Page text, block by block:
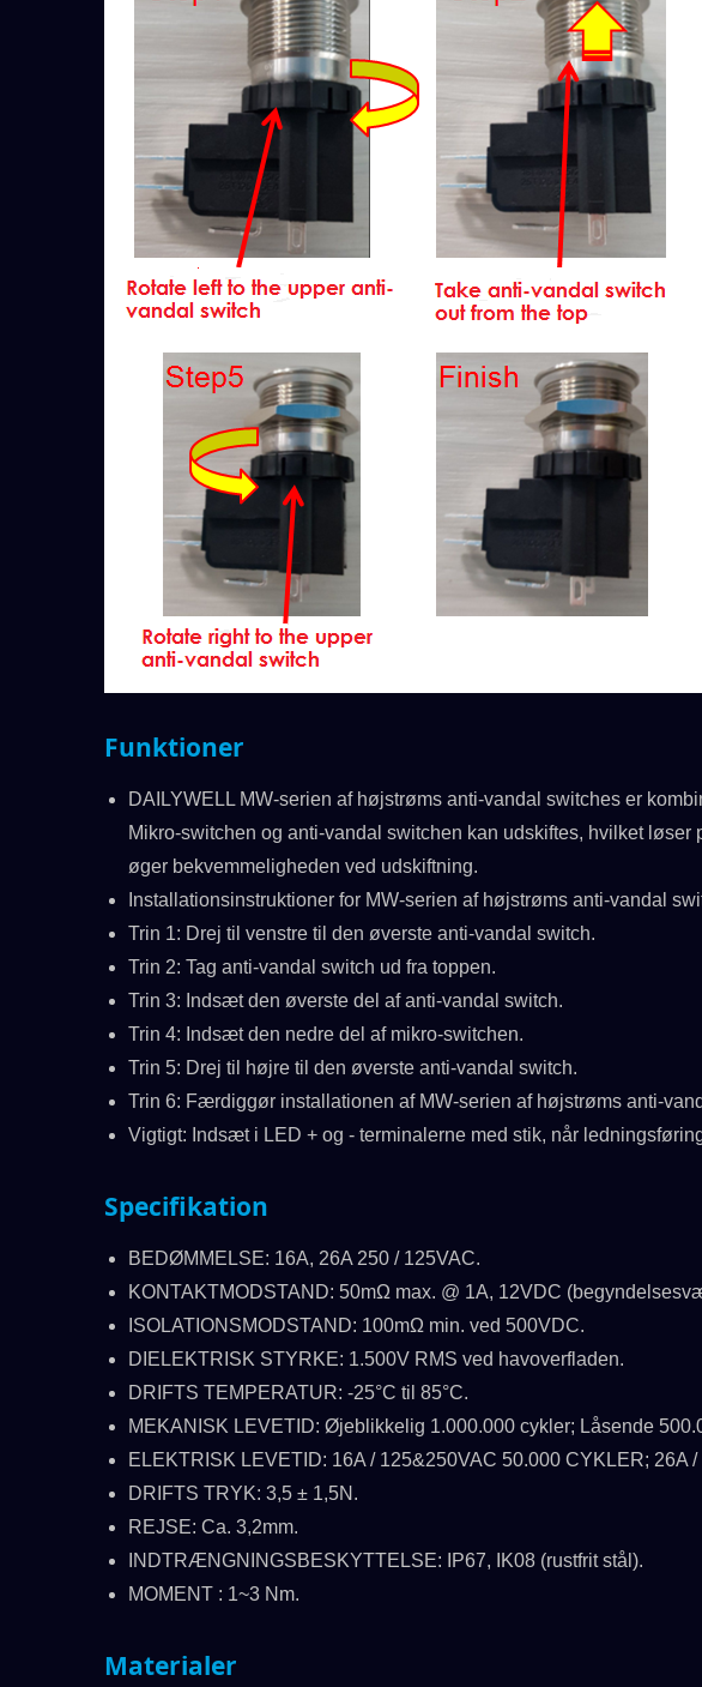
Funktioner
DAILYWELL MW-serien af højstrøms anti-vandal switches er
Mikro-switchen og anti-vandal switchen kan udskiftes, hvilket
øger bekvemmeligheden ved udskiftning.
Installationsinstruktioner for MW-serien af højstrøms anti-vandal
Trin 1: Drej til venstre til den øverste anti-vandal switch.
Trin 2: Tag anti-vandal switch ud fra toppen.
Trin 3: Indsæt den øverste del af anti-vandal switch.
Trin 4: Indsæt den nedre del af mikro-switchen.
Trin 5: Drej til højre til den øverste anti-vandal switch.
Trin 6: Færdiggør installationen af MW-serien af højstrøms anti-
Vigtigt: Indsæt i LED + og - terminalerne med stik, når
Specifikation
BEDØMMELSE: 16A, 26A 250 / 125VAC.
KONTAKTMODSTAND: 50mΩ max. @ 1A, 12VDC
ISOLATIONSMODSTAND: 100mΩ min. ved 500VDC.
DIELEKTRISK STYRKE: 1.500V RMS ved havoverfladen.
DRIFTS TEMPERATUR: -25°C til 85°C.
MEKANISK LEVETID: Øjeblikkelig 1.000.000 cykler; Låsende
ELEKTRISK LEVETID: 16A / 125&250VAC 50.000 CYKLER; 26A
DRIFTS TRYK: 3,5 ± 1,5N.
REJSE: Ca. 3,2mm.
INDTRÆNGNINGSBESKYTTELSE: IP67, IK08 (rustfrit stål).
MOMENT : 1~3 Nm.
Materialer